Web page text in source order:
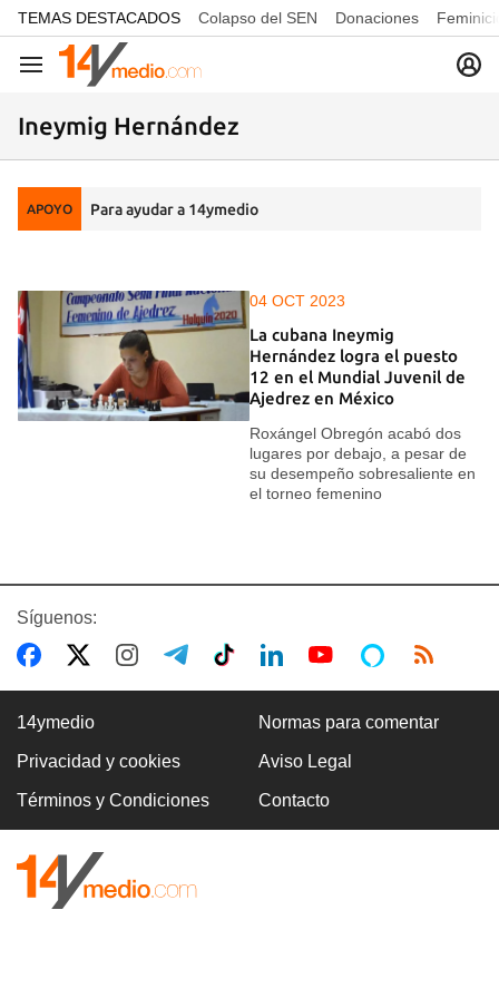
common.go-to-content
TEMAS DESTACADOS Colapso del SEN Donaciones
Navegación
Ineymig Hernández
APOYO Para ayudar a 14ymedio
04 OCT 2023
La cubana Ineymig
Hernández logra el puesto
12 en el Mundial Juvenil de
Ajedrez en México
Roxángel Obregón acabó dos
lugares por debajo, a pesar de
su desempeño sobresaliente en
el torneo femenino
Síguenos:
14ymedio Normas para comentar
Privacidad y cookies Aviso Legal
Términos y Condiciones Contacto